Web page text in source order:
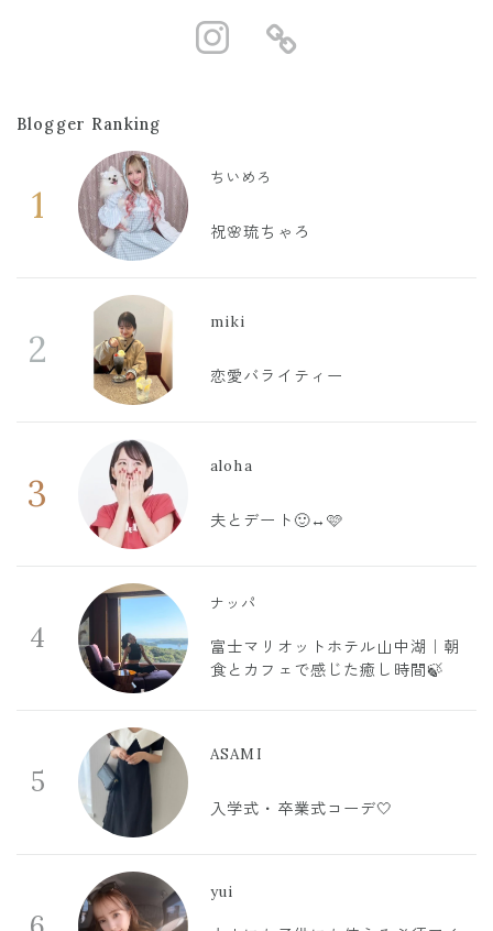
https://
Blogger Ranking
1
ちいめろ
祝🌸琉ちゃろ
2
miki
恋愛バライティー
3
aloha
夫とデート🙂‍↔️🩷
4
ナッパ
富士マリオットホテル山中湖｜朝
食とカフェで感じた癒し時間🍃
5
ASAMI
入学式・卒業式コーデ🤍
yui